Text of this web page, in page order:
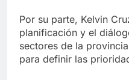
Por su parte, Kelvin
planificación y el
sectores de la
para definir las